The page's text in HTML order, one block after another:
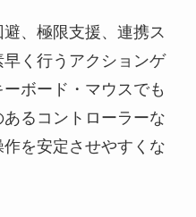
、極限支援、連携ス
く行うアクションゲ
ボード・マウスでも
るコントローラーな
を安定させやすくな